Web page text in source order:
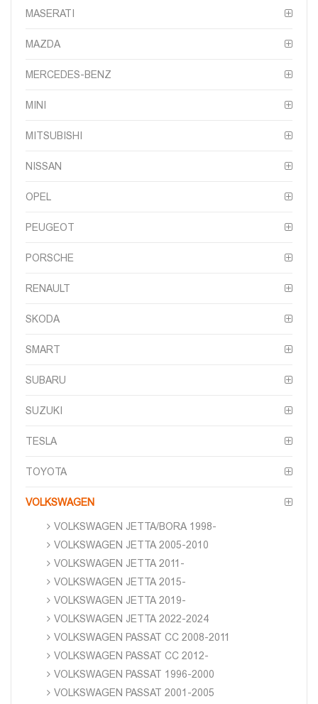
MASERATI
MAZDA
MERCEDES-BENZ
MINI
MITSUBISHI
NISSAN
OPEL
PEUGEOT
PORSCHE
RENAULT
SKODA
SMART
SUBARU
SUZUKI
TESLA
TOYOTA
VOLKSWAGEN
VOLKSWAGEN JETTA/BORA 1998-
VOLKSWAGEN JETTA 2005-2010
VOLKSWAGEN JETTA 2011-
VOLKSWAGEN JETTA 2015-
VOLKSWAGEN JETTA 2019-
VOLKSWAGEN JETTA 2022-2024
VOLKSWAGEN PASSAT CC 2008-2011
VOLKSWAGEN PASSAT CC 2012-
VOLKSWAGEN PASSAT 1996-2000
VOLKSWAGEN PASSAT 2001-2005